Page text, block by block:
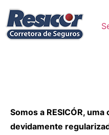
Somos a RESICÓR,
devidamente